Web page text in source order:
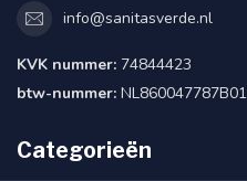
info@sanitasverde.nl
KVK nummer: 74844423
btw-nummer: NL860047787B01
Categorieën